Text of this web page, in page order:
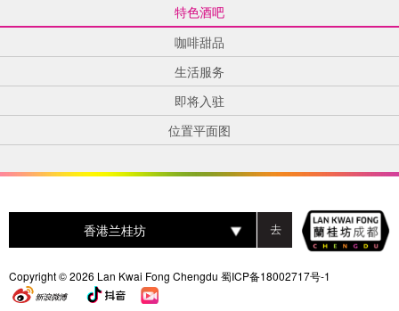
特色酒吧
咖啡甜品
生活服务
即将入驻
位置平面图
香港兰桂坊
Copyright © 2026 Lan Kwai Fong Chengdu 蜀ICP备18002717号-1